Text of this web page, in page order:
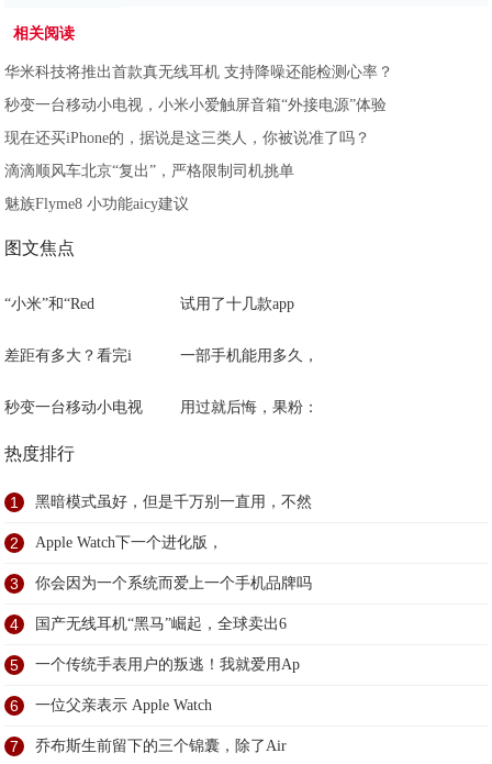
相关阅读
华米科技将推出首款真无线耳机 支持降噪还能检测心率？
秒变一台移动小电视，小米小爱触屏音箱“外接电源”体验
现在还买iPhone的，据说是这三类人，你被说准了吗？
滴滴顺风车北京“复出”，严格限制司机挑单
魅族Flyme8 小功能aicy建议
图文焦点
“小米”和“Red 试用了十几款app
差距有多大？看完i 一部手机能用多久，
秒变一台移动小电视 用过就后悔，果粉：
热度排行
1 黑暗模式虽好，但是千万别一直用，不然
2 Apple Watch下一个进化版，
3 你会因为一个系统而爱上一个手机品牌吗
4 国产无线耳机“黑马”崛起，全球卖出6
5 一个传统手表用户的叛逃！我就爱用Ap
6 一位父亲表示 Apple Watch
7 乔布斯生前留下的三个锦囊，除了Air